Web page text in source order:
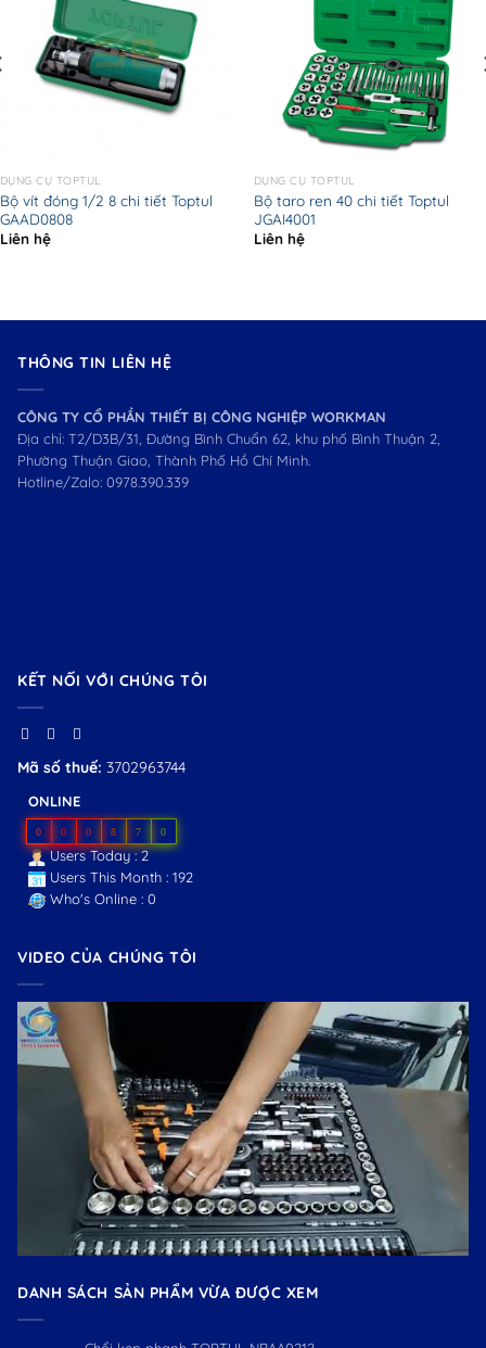
DỤNG CỤ TOPTUL
Bộ vít đóng 1/2 8 chi tiết Toptul
GAAD0808
Liên hệ
DỤNG CỤ TOPTUL
Bộ taro ren 40 chi tiết Toptul
JGAI4001
Liên hệ
THÔNG TIN LIÊN HỆ
CÔNG TY CỔ PHẦN THIẾT BỊ CÔNG NGHIỆP WORKMAN
Địa chỉ: T2/D3B/31, Đường Bình Chuẩn 62, khu phố Bình Thuận 2,
Phường Thuận Giao, Thành Phố Hồ Chí Minh.
Hotline/Zalo: 0978.390.339
KẾT NỐI VỚI CHÚNG TÔI
Mã số thuế: 3702963744
ONLINE
0 0 0 8 7 0
Users Today : 2
Users This Month : 192
Who's Online : 0
VIDEO CỦA CHÚNG TÔI
DANH SÁCH SẢN PHẨM VỪA ĐƯỢC XEM